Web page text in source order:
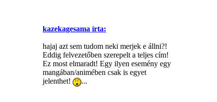
kazekagesama írta:
hajaj azt sem tudom neki merjek e állni?!
Eddig felvezetőben szerepelt a teljes cím!
Ez most elmaradt! Egy ilyen esemény egy
mangában/animében csak is egyet
jelenthet!
...